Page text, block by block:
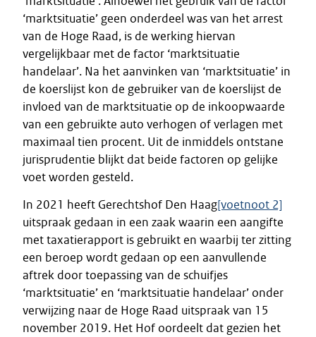
‘marktsituatie’ geen onderdeel was van het arrest
van de Hoge Raad, is de werking hiervan
vergelijkbaar met de factor ‘marktsituatie
handelaar’. Na het aanvinken van ‘marktsituatie’ in
de koerslijst kon de gebruiker van de koerslijst de
invloed van de marktsituatie op de inkoopwaarde
van een gebruikte auto verhogen of verlagen met
maximaal tien procent. Uit de inmiddels ontstane
jurisprudentie blijkt dat beide factoren op gelijke
voet worden gesteld.
In 2021 heeft Gerechtshof Den Haag[voetnoot 2]
uitspraak gedaan in een zaak waarin een aangifte
met taxatierapport is gebruikt en waarbij ter zitting
een beroep wordt gedaan op een aanvullende
aftrek door toepassing van de schuifjes
‘marktsituatie’ en ‘marktsituatie handelaar’ onder
verwijzing naar de Hoge Raad uitspraak van 15
november 2019. Het Hof oordeelt dat gezien het